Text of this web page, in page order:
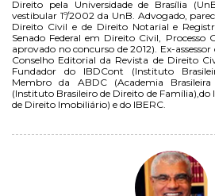
Direito pela Universidade de Brasília
vestibular 1º/2002 da UnB. Advogado,
Direito Civil e de Direito Notarial e
Senado Federal em Direito Civil,
aprovado no concurso de 2012). Ex-
Conselho Editorial da Revista de Direito
Fundador do IBDCont (Instituto
Membro da ABDC (Academia
(Instituto Brasileiro de Direito de
de Direito Imobiliário) e do IBERC.